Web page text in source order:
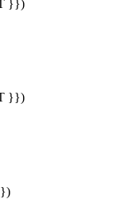
}})
}})